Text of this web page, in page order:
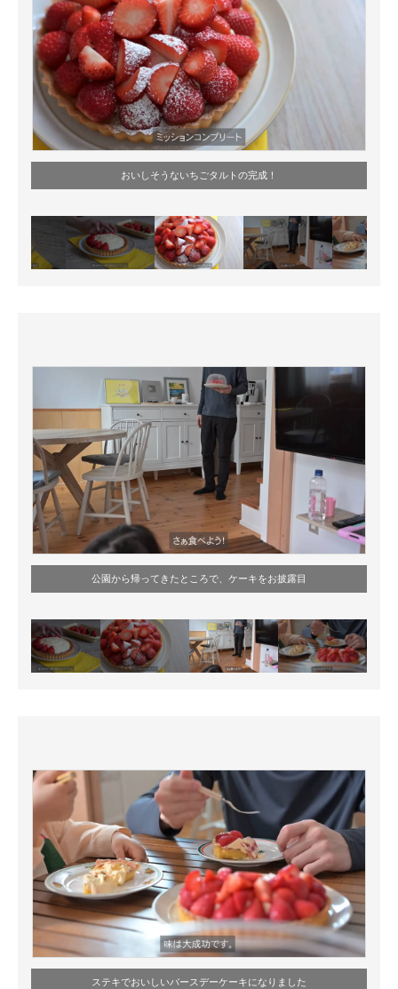
おいしそうないちごタルトの完成！
公園から帰ってきたところで、ケーキをお披露目
ステキでおいしいバースデーケーキになりました